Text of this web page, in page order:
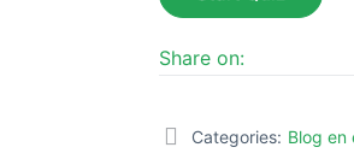
Share on:
Categories: Blog en